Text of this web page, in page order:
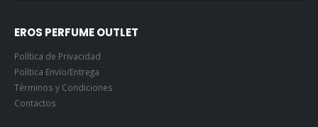
EROS PERFUME OUTLET
Política de Privacidad
Política Envío/Entrega
Términos y Condiciones
Contactos